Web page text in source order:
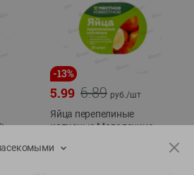
-13%
6.89
5.99 руб./шт
Яйца перепелиные
копченые Молодецкие
упак Солигорска п/ф